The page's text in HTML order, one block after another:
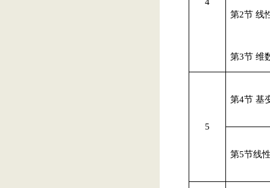
第2节 线
第3节 维
5
第4节 基
第5节线